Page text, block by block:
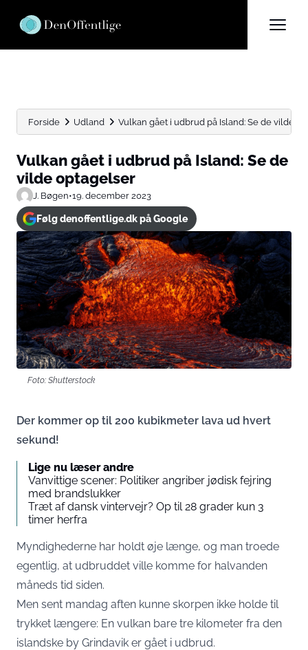
Forside Udland Vulkan gået i udbrud på Island: Se de vilde
Vulkan gået i udbrud på Island: Se de
vilde optagelser
J. Bøgen•19. december 2023
Følg denoffentlige.dk på Google
Foto: Shutterstock
Der kommer op til 200 kubikmeter lava ud hvert
sekund!
Lige nu læser andre
Vanvittige scener: Politiker angriber jødisk fejring
med brandslukker
Træt af dansk vintervejr? Op til 28 grader kun 3
timer herfra
Myndighederne har holdt øje længe, og man troede
egentlig, at udbruddet ville komme for halvanden
måneds tid siden.
Men sent mandag aften kunne skorpen ikke holde til
trykket længere: En vulkan bare tre kilometer fra den
islandske by Grindavik er gået i udbrud.